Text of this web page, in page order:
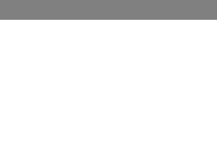
Lapozható katalógusok